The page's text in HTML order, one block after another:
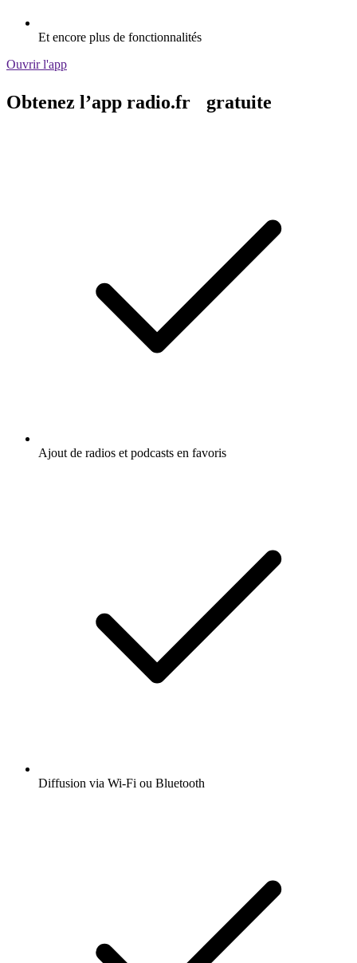
Et encore plus de fonctionnalités
Ouvrir l'app
Obtenez l’app radio.fr gratuite
Ajout de radios et podcasts en favoris
Diffusion via Wi-Fi ou Bluetooth